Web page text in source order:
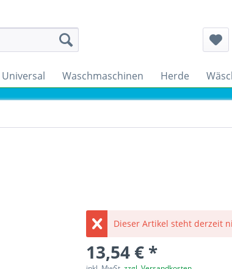
Universal Waschmaschinen Herde
Dieser Artikel steht derzeit
13,54 € *